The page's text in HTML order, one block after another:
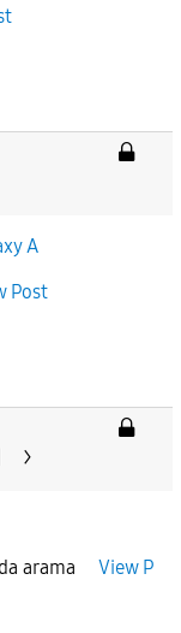
A
Post
arama View P